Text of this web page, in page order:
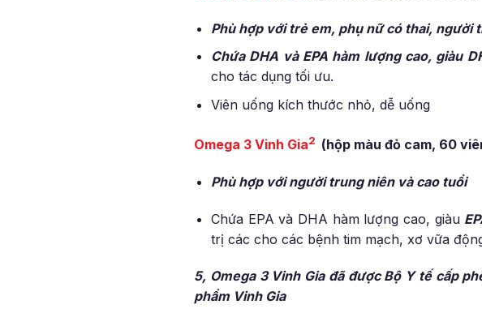
Phù hợp với trẻ em, phụ nữ có thai, người
Chứa DHA và EPA hàm lượng cao, giàu
cho tác dụng tối ưu.
Viên uống kích thước nhỏ, dễ uống
Omega 3 Vinh Gia2 (hộp màu đỏ cam, 60
Phù hợp với người trung niên và cao tuổi
Chứa EPA và DHA hàm lượng cao, giàu
trị các cho các bệnh tim mạch, xơ vữa
5, Omega 3 Vinh Gia đã được Bộ Y tế cấp
phẩm Vinh Gia